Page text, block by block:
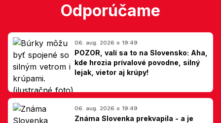
Odporúčame
06. aug. 2026 o 19:49
POZOR, valí sa to na Slovensko: Aha,
kde hrozia prívalové povodne, silný
lejak, vietor aj krúpy!
06. aug. 2026 o 19:49
Známa Slovenka prekvapila - a je